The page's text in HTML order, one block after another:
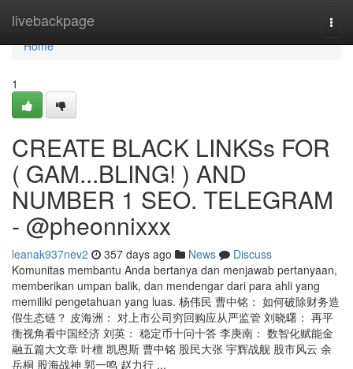
livebackpage
Home
Home
1
CREATE BLACK LINKSs FOR
( GAM...BLING! ) AND
NUMBER 1 SEO. TELEGRAM
- @pheonnixxx
leanak937nev2 357 days ago News
Discuss
Komunitas membantu Anda bertanya dan menjawab pertanyaan,
memberikan umpan balik, dan mendengar dari para ahli yang
memiliki pengetahuan yang luas. 杨伟民 曹中铭： 如何破除财务造
假生态链？ 皮海洲： 对上市公司穷回购应从严监管 刘晓曙： 再平
衡视角看中国经济 刘英： 稳定币十问十答 李庚南： 数智化赋能金
融五篇大文章 叶檀 凯恩斯 曹中铭 股民大张 宇辉战舰 股市风云 余
岳桐 股海战神 郭一鸣 赵力行 ...